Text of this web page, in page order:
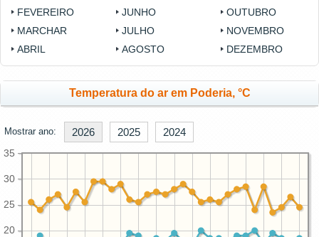
FEVEREIRO
MARCHAR
ABRIL
JUNHO
JULHO
AGOSTO
OUTUBRO
NOVEMBRO
DEZEMBRO
Temperatura do ar em Poderia, °C
Mostrar ano: 2026 2025 2024
20
25
30
35